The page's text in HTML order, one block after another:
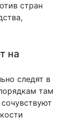
стран
на
следят в
там